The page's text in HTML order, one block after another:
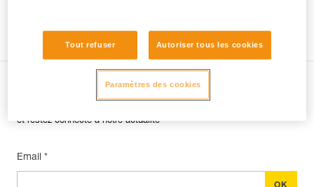
Abonnez-vous à la newsletter
et restez connecté à notre actualité
Email *
Tout refuser Autoriser tous les cookies
Paramètres des cookies